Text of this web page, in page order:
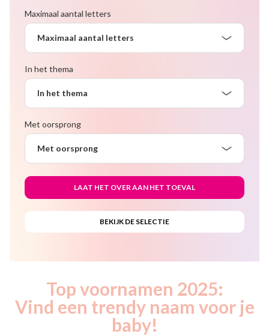
Maximaal aantal letters
Maximaal aantal letters
In het thema
In het thema
Met oorsprong
Met oorsprong
Top voornamen 2025:
Vind een trendy naam voor je
baby!